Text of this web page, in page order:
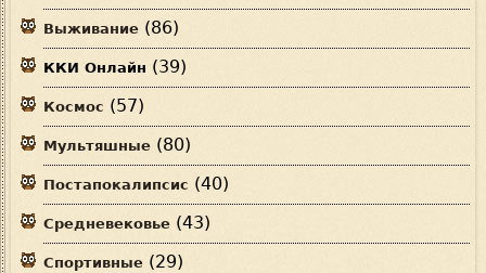
Выживание (86)
ККИ Онлайн (39)
Космос (57)
Мультяшные (80)
Постапокалипсис (40)
Средневековье (43)
Спортивные (29)